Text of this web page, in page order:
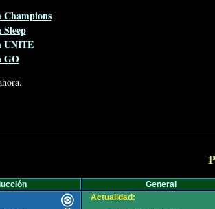
Champions
UNITE
GO
General
Actualidad: